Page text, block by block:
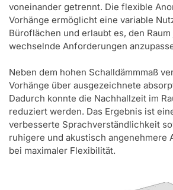
voneinander getrennt. Die flexible
Vorhänge ermöglicht eine variable
Büroflächen und erlaubt es, den
wechselnde Anforderungen
Neben dem hohen Schalldämmmaß
Vorhänge über ausgezeichnete
Dadurch konnte die Nachhallzeit im
reduziert werden. Das Ergebnis ist
verbesserte Sprachverständlichkeit
ruhigere und akustisch angenehmere
bei maximaler Flexibilität.